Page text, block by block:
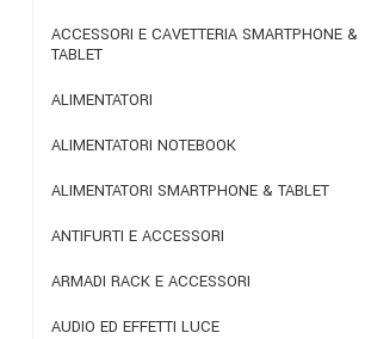
ACCESSORI E CAVETTERIA SMARTPHONE &
TABLET
ALIMENTATORI
ALIMENTATORI NOTEBOOK
ALIMENTATORI SMARTPHONE & TABLET
ANTIFURTI E ACCESSORI
ARMADI RACK E ACCESSORI
AUDIO ED EFFETTI LUCE